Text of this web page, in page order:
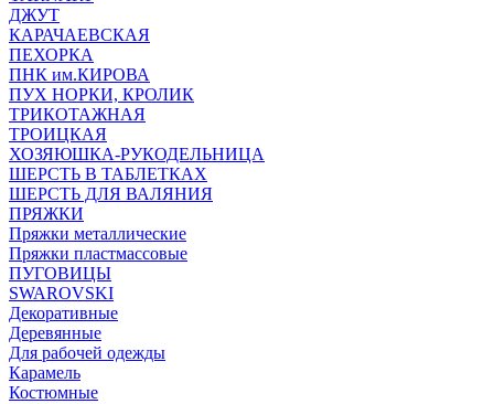
ДЖУТ
КАРАЧАЕВСКАЯ
ПЕХОРКА
ПНК им.КИРОВА
ПУХ НОРКИ, КРОЛИК
ТРИКОТАЖНАЯ
ТРОИЦКАЯ
ХОЗЯЮШКА-РУКОДЕЛЬНИЦА
ШЕРСТЬ В ТАБЛЕТКАХ
ШЕРСТЬ ДЛЯ ВАЛЯНИЯ
ПРЯЖКИ
Пряжки металлические
Пряжки пластмассовые
ПУГОВИЦЫ
SWAROVSKI
Декоративные
Деревянные
Для рабочей одежды
Карамель
Костюмные